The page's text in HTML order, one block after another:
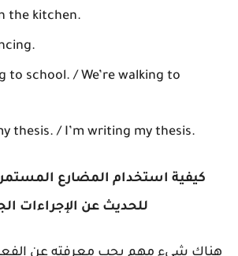
the kitchen.
to school. / We’re walking to
thesis. / I’m writing my thesis.
كيفية استخدام المضارع
للحديث عن الإجراءات
هناك شيء مهم يجب معرفته عن